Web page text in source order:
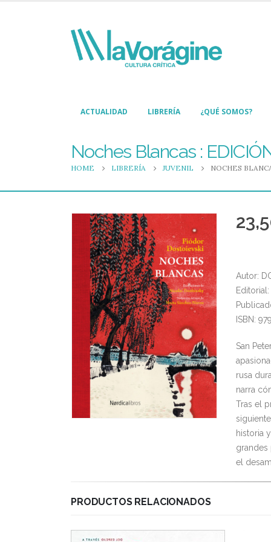
ACTUALIDAD LIBRERÍA ¿QUÉ SOMOS?
Noches Blancas :
HOME LIBRERÍA JUVENIL NOCHES
Autor:
Editorial:
ISBN:
San
rusa
narra
Tras el
historia
grandes
el
PRODUCTOS RELACIONADOS